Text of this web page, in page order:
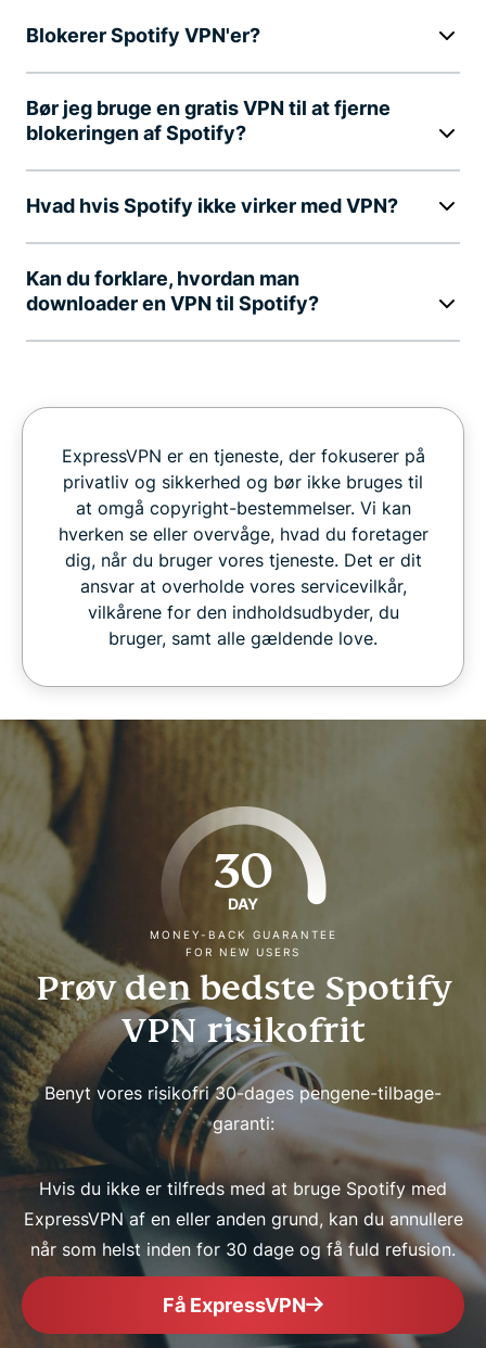
Blokerer Spotify VPN'er?
Bør jeg bruge en gratis VPN til at fjerne
blokeringen af Spotify?
Hvad hvis Spotify ikke virker med VPN?
Kan du forklare, hvordan man
downloader en VPN til Spotify?
ExpressVPN er en tjeneste, der fokuserer på
privatliv og sikkerhed og bør ikke bruges til
at omgå copyright-bestemmelser. Vi kan
hverken se eller overvåge, hvad du foretager
dig, når du bruger vores tjeneste. Det er dit
ansvar at overholde vores servicevilkår,
vilkårene for den indholdsudbyder, du
bruger, samt alle gældende love.
30
DAY
MONEY-BACK GUARANTEE
FOR NEW USERS
Prøv den bedste Spotify
VPN risikofrit
Benyt vores risikofri 30-dages pengene-tilbage-
garanti:
Hvis du ikke er tilfreds med at bruge Spotify med
ExpressVPN af en eller anden grund, kan du annullere
når som helst inden for 30 dage og få fuld refusion.
Få ExpressVPN